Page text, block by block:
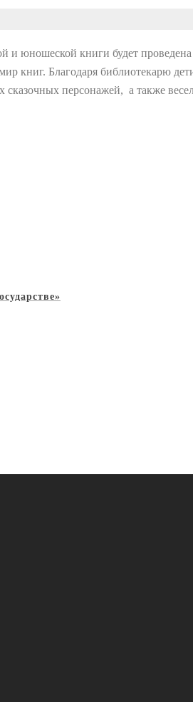
и юношеской книги будет
книг. Благодаря библиотекарю
персонажей, а также